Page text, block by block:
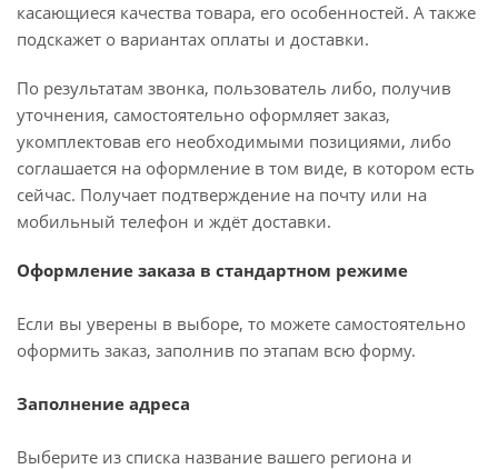
касающиеся качества товара, его особенностей. А также
подскажет о вариантах оплаты и доставки.
По результатам звонка, пользователь либо, получив
уточнения, самостоятельно оформляет заказ,
укомплектовав его необходимыми позициями, либо
соглашается на оформление в том виде, в котором есть
сейчас. Получает подтверждение на почту или на
мобильный телефон и ждёт доставки.
Оформление заказа в стандартном режиме
Если вы уверены в выборе, то можете самостоятельно
оформить заказ, заполнив по этапам всю форму.
Заполнение адреса
Выберите из списка название вашего региона и